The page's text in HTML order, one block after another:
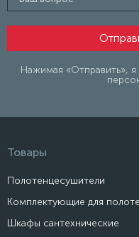
Нажимая «Отправить»,
Товары
Полотенцесушители
Комплектующие для
Шкафы сантехнические